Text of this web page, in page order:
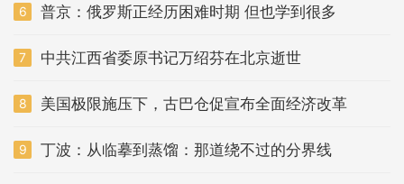
6 普京：俄罗斯正经历困难时期 但也学到很多
7 中共江西省委原书记万绍芬在北京逝世
8 美国极限施压下，古巴仓促宣布全面经济改革
9 丁波：从临摹到蒸馏：那道绕不过的分界线